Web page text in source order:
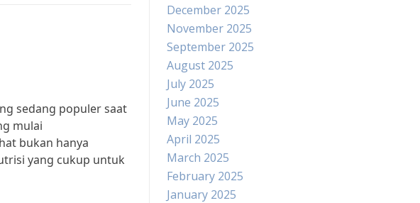
sedang populer saat
mulai
bukan hanya
yang cukup untuk
December 2025
November 2025
September 2025
August 2025
July 2025
June 2025
May 2025
April 2025
March 2025
February 2025
January 2025